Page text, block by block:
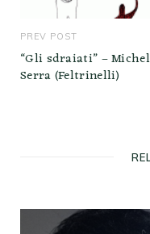
PREV POST
“Gli sdraiati” –
Serra (Feltrinelli)